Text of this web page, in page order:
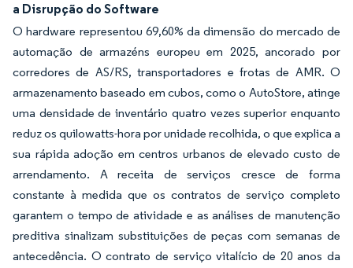
a Disrupção do Software
O hardware representou 69,60% da dimensão do mercado de
automação de armazéns europeu em 2025, ancorado por
corredores de AS/RS, transportadores e frotas de AMR. O
armazenamento baseado em cubos, como o AutoStore, atinge
uma densidade de inventário quatro vezes superior enquanto
reduz os quilowatts-hora por unidade recolhida, o que explica a
sua rápida adoção em centros urbanos de elevado custo de
arrendamento. A receita de serviços cresce de forma
constante à medida que os contratos de serviço completo
garantem o tempo de atividade e as análises de manutenção
preditiva sinalizam substituições de peças com semanas de
antecedência. O contrato de serviço vitalício de 20 anos da